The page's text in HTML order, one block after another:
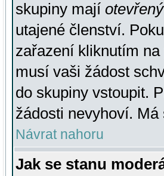
skupiny mají
utajené členství.
zařazení kliknutím
musí vaši žádost
do skupiny vstoupit.
žádosti nevyhoví. Má
Návrat nahoru
Jak se stanu